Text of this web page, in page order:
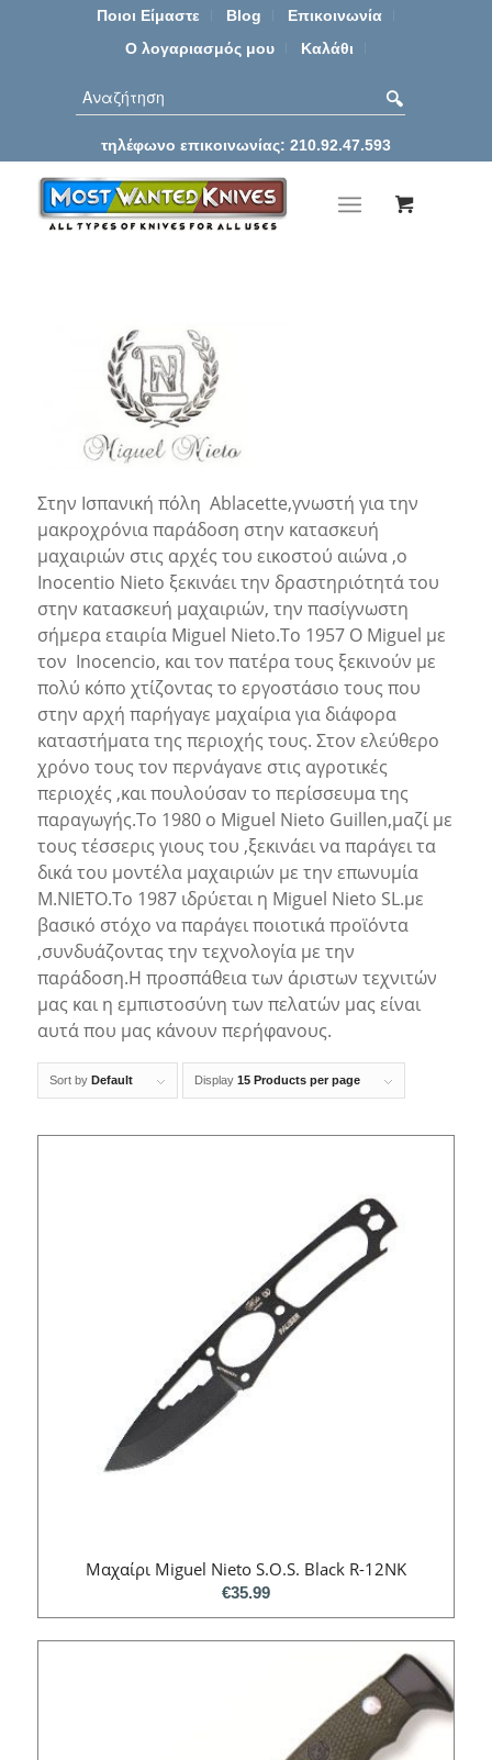
Ποιοι Είμαστε Blog
Επικοινωνία
Ο λογαριασμός μου
Καλάθι
τηλέφωνο επικοινωνίας: 210.92.47.593
Στην Ισπανική πόλη Ablacette,γνωστή για την
μακροχρόνια παράδοση στην κατασκευή
μαχαιριών στις αρχές του εικοστού αιώνα ,ο
Inocentio Nieto ξεκινάει την δραστηριότητά του
στην κατασκευή μαχαιριών, την πασίγνωστη
σήμερα εταιρία Miguel Nieto.To 1957 O Miguel με
τον Inocencio, και τον πατέρα τους ξεκινούν με
πολύ κόπο χτίζοντας το εργοστάσιο τους που
στην αρχή παρήγαγε μαχαίρια για διάφορα
καταστήματα της περιοχής τους. Στον ελεύθερο
χρόνο τους τον περνάγανε στις αγροτικές
περιοχές ,και πουλούσαν το περίσσευμα της
παραγωγής.Το 1980 ο Miguel Nieto Guillen,μαζί με
τους τέσσερις γιους του ,ξεκινάει να παράγει τα
δικά του μοντέλα μαχαιριών με την επωνυμία
Μ.NIETO.Το 1987 ιδρύεται η Miguel Nieto SL.με
βασικό στόχο να παράγει ποιοτικά προϊόντα
,συνδυάζοντας την τεχνολογία με την
παράδοση.Η προσπάθεια των άριστων τεχνιτών
μας και η εμπιστοσύνη των πελατών μας είναι
αυτά που μας κάνουν περήφανους.
Sort by Default Display 15 Products per page
Mαχαίρι Miguel Nieto S.O.S. Black R-12NK
€35.99